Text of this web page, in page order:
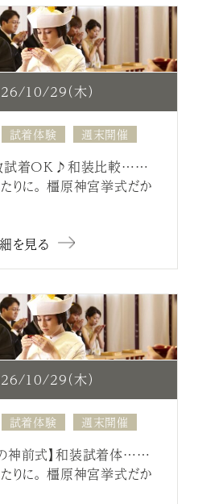
10/29（木）
試着体験 週末開催
数試着OK♪和装比較……
りに。 橿原神宮挙式だか
を見る
10/29（木）
試着体験 週末開催
神前式】和装試着体……
りに。 橿原神宮挙式だか